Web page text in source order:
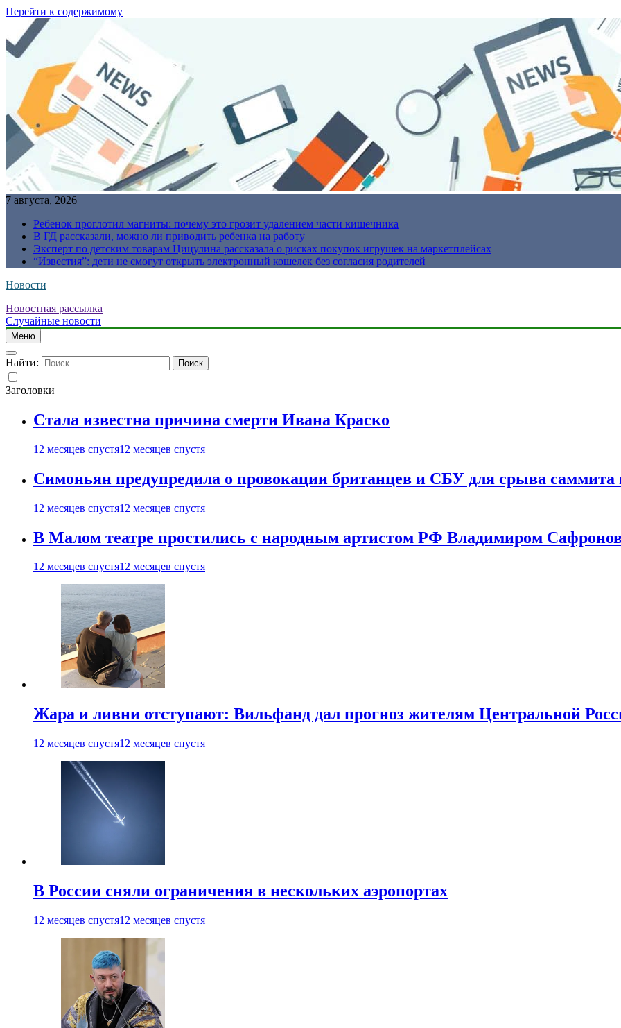
Перейти к содержимому
7 августа, 2026
Ребенок проглотил магниты: почему это грозит удалением части кишечника
В ГД рассказали, можно ли приводить ребенка на работу
Эксперт по детским товарам Цицулина рассказала о рисках покупок игрушек на маркетплейсах
“Известия”: дети не смогут открыть электронный кошелек без согласия родителей
Новости
Новостная рассылка
Случайные новости
Меню
Найти:
Заголовки
Стала известна причина смерти Ивана Краско
12 месяцев спустя12 месяцев спустя
Симоньян предупредила о провокации британцев и СБУ для срыва саммита
12 месяцев спустя12 месяцев спустя
В Малом театре простились с народным артистом РФ Владимиром
12 месяцев спустя12 месяцев спустя
Жара и ливни отступают: Вильфанд дал прогноз жителям Центральной
12 месяцев спустя12 месяцев спустя
В России сняли ограничения в нескольких аэропортах
12 месяцев спустя12 месяцев спустя